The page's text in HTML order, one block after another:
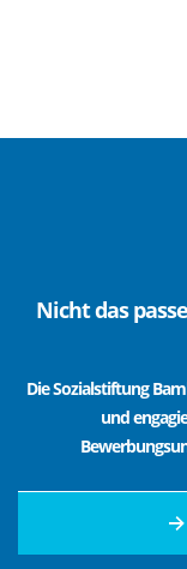
Nicht das
Die Sozialstiftung
und